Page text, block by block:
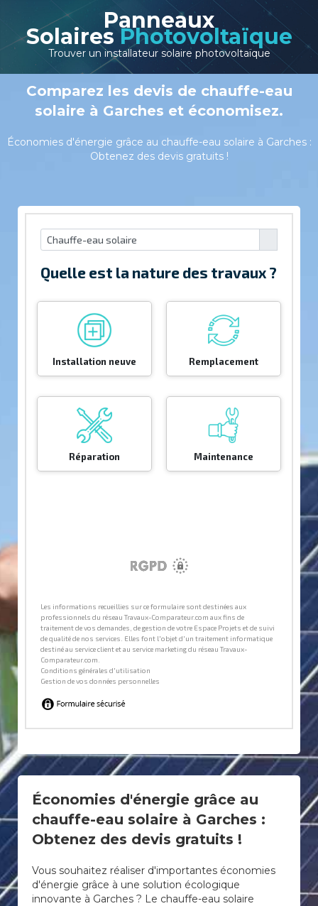
Panneaux
Solaires Photovoltaïque
Trouver un installateur solaire photovoltaïque
Comparez les devis de chauffe-eau
solaire à Garches et économisez.
Économies d'énergie grâce au chauffe-eau solaire à Garches :
Obtenez des devis gratuits !
Économies d'énergie grâce au
chauffe-eau solaire à Garches :
Obtenez des devis gratuits !
Vous souhaitez réaliser d'importantes économies
d'énergie grâce à une solution écologique
innovante à Garches ? Le chauffe-eau solaire